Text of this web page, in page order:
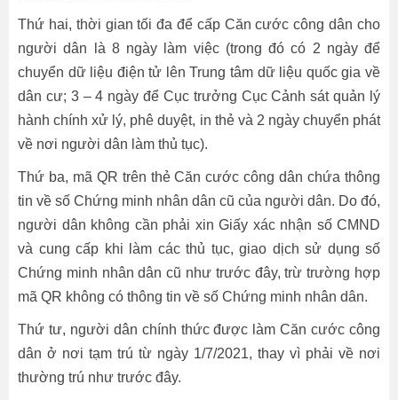
Thứ hai, thời gian tối đa để cấp Căn cước công dân cho
người dân là 8 ngày làm việc (trong đó có 2 ngày để
chuyển dữ liệu điện tử lên Trung tâm dữ liệu quốc gia về
dân cư; 3 – 4 ngày để Cục trưởng Cục Cảnh sát quản lý
hành chính xử lý, phê duyệt, in thẻ và 2 ngày chuyển phát
về nơi người dân làm thủ tục).
Thứ ba, mã QR trên thẻ Căn cước công dân chứa thông
tin về số Chứng minh nhân dân cũ của người dân. Do đó,
người dân không cần phải xin Giấy xác nhận số CMND
và cung cấp khi làm các thủ tục, giao dịch sử dụng số
Chứng minh nhân dân cũ như trước đây, trừ trường hợp
mã QR không có thông tin về số Chứng minh nhân dân.
Thứ tư, người dân chính thức được làm Căn cước công
dân ở nơi tạm trú từ ngày 1/7/2021, thay vì phải về nơi
thường trú như trước đây.